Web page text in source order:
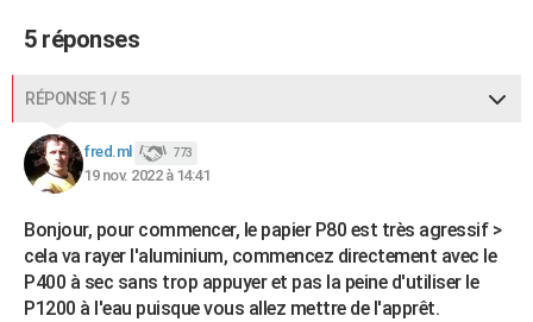
5 réponses
RÉPONSE 1 / 5
fred.ml 773
19 nov. 2022 à 14:41
Bonjour, pour commencer, le papier P80 est très agressif >
cela va rayer l'aluminium, commencez directement avec le
P400 à sec sans trop appuyer et pas la peine d'utiliser le
P1200 à l'eau puisque vous allez mettre de l'apprêt.